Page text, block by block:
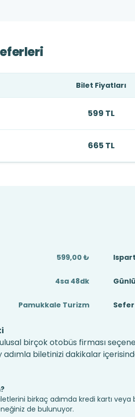
Bilet Fiyatları
599 TL
665 TL
599,00 ₺
4sa 48dk
Pamukkale Turizm Sefer
birçok otobüs firması
biletinizi dakikalar
birkaç adımda kredi kartı veya
de bulunuyor.